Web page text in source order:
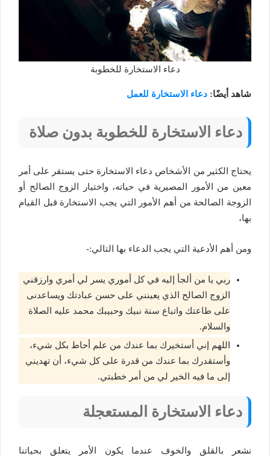
دعاء الاستخارة للخطوبة
شاهد أيضًا: دعاء الاستخارة للعمل
دعاء الاستخارة للخطوبة بدون صلاة
يحتاج الكثير من الأشخاص دعاء الاستخارة حتى يستقر على أمر
معين من الأمور المصيرية في حياته، واختيار الزوج الصالح أو
الزوجة الصالحة من أهم الأمور التي يجب الاستخارة قبل القيام
بها،
ومن أهم الأدعية التي يجب الدعاء بها التالي:-
ربي يا من ألجأ إليه في كل أموري يسر لي أمري وارزقني
الزوج الصالح الذي يعينني على حسن عبادتك ويساعدنى
على طاعتك واتباع سنة نبيك وحبيبك محمد عليه الصلاة
والسلام.
اللهم إني أستخيرك بما عندك من علم أحاط بكل شيء،
وأستقدرك بما عندك من قدرة على كل شيء، أن تهديني
إلى ما فيه الخير لي من أمر خطبتي.
دعاء الاستخارة المستعجلة
نشعر بالقلق والخوف عندما يكون الأمر يتعلق بحياتنا